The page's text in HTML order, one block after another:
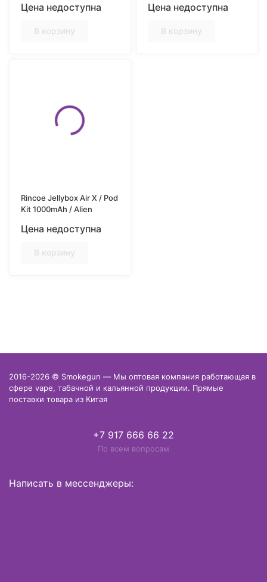
Цена недоступна
В корзину
Цена недоступна
В корзину
Rincoe Jellybox Air X / Pod
Kit 1000mAh / Alien
Цена недоступна
В корзину
2016-2026 © Smokegun — Мы оптовая компания работающая в
сфере vape, табачной и кальянной продукции. Прямые
поставки товара из Китая
+7 917 666 66 22
По всем вопросам
Написать в мессенджеры: